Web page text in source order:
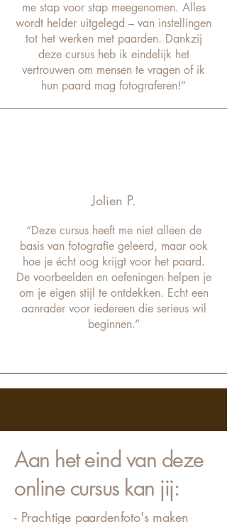
me stap voor stap meegenomen. Alles
wordt helder uitgelegd – van instellingen
tot het werken met paarden. Dankzij
deze cursus heb ik eindelijk het
vertrouwen om mensen te vragen of ik
hun paard mag fotograferen!”
Jolien P.
“Deze cursus heeft me niet alleen de
basis van fotografie geleerd, maar ook
hoe je écht oog krijgt voor het paard.
De voorbeelden en oefeningen helpen je
om je eigen stijl te ontdekken. Echt een
aanrader voor iedereen die serieus wil
beginnen.”
Aan het eind van deze
online cursus kan jij:
- Prachtige paardenfoto's maken